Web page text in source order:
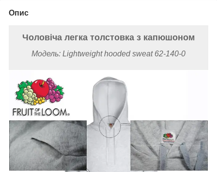
Опис
Чоловіча легка толстовка з капюшоном
Модель: Lightweight hooded sweat 62-140-0